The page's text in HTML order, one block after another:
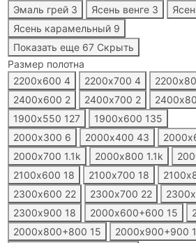
Эмаль грей 3 Ясень венге 3
Ясень карамельный 9
Показать еще 67 Скрыть
Размер полотна
2200х600 4 2200х700 4
2400х600 2 2400х700 2
1900х550 127 1900х600 135
2000х300 6 2000х400 43
2000х700 1.1k 2000х800 1.1k
2100х600 18 2100х700 18
2300х600 22 2300х700 22
2300х900 18 2000х600+600 15
2000х800+800 15 2000х900+900